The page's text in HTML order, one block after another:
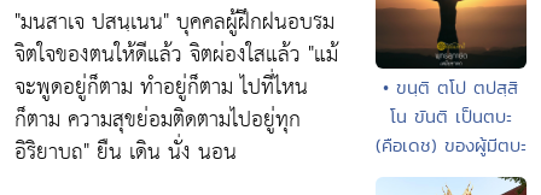
"มนสาเจ ปสนฺเนน" บุคคลผู้ฝึกฝนอบรม
จิตใจของตนให้ดีแล้ว จิตผ่องใสแล้ว "แม้
จะพูดอยู่ก็ตาม ทำอยู่ก็ตาม ไปที่ไหน
ก็ตาม ความสุขย่อมติดตามไปอยู่ทุก
อิริยาบถ" ยืน เดิน นั่ง นอน
• ขนฺติ ตโป ตปสฺสิ
โน ขันติ เป็นตบะ
(คือเดช) ของผู้มีตบะ